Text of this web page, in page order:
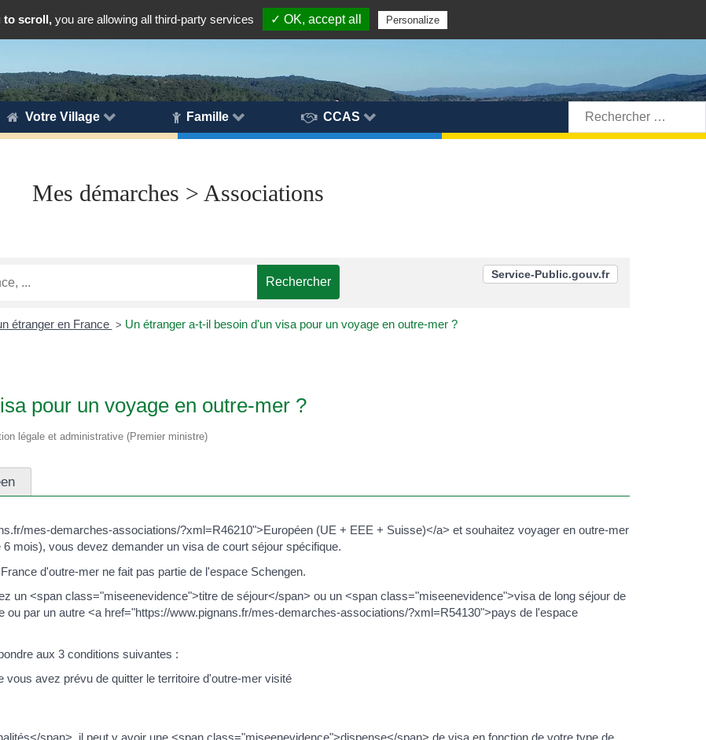
Votre Village Famille CCAS
Rechercher:
Mes démarches > Associations
Service-Public.gouv.fr
étranger en France > Un étranger a-t-il besoin d'un visa pour un voyage en outre-mer ?
pour un voyage en outre-mer ?
légale et administrative (Premier ministre)
mes-demarches-associations/?xml=R46210">Européen (UE + EEE + Suisse)</a> et souhaitez voyager en outre-mer
mois), vous devez demander un visa de court séjour spécifique.
d'outre-mer ne fait pas partie de l'espace Schengen.
un <span class="miseenevidence">titre de séjour</span> ou un <span class="miseenevidence">visa de long séjour de
ou par un autre <a href="https://www.pignans.fr/mes-demarches-associations/?xml=R54130">pays de l'espace
aux 3 conditions suivantes :
avez prévu de quitter le territoire d'outre-mer visité
span>, il peut y avoir une <span class="miseenevidence">dispense</span> de visa en fonction de votre type de
to scroll, you are allowing all third-party services ✓ OK, accept all Personalize